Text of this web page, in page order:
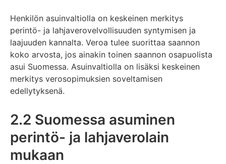
Henkilön asuinvaltiolla on keskeinen merkitys
perintö- ja lahjaverovelvollisuuden syntymisen ja
laajuuden kannalta. Veroa tulee suorittaa saannon
koko arvosta, jos ainakin toinen saannon osapuolista
asui Suomessa. Asuinvaltiolla on lisäksi keskeinen
merkitys verosopimuksien soveltamisen
edellytyksenä.
2.2 Suomessa asuminen
perintö- ja lahjaverolain
mukaan